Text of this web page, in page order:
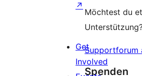
Möchtest du
Supportforum
Spenden
↗
Get
Involved